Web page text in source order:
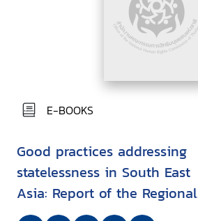
E-BOOKS
Good practices addressing
statelessness in South East
Asia: Report of the Regional
Expert Roundtable on Good